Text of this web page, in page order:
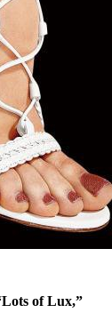
of Lux,”